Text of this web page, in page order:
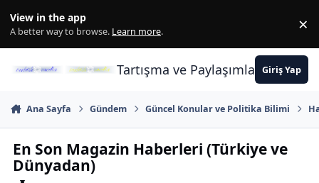
View in the app
A better way to browse. Learn more. ×
Tartışma ve PaylaşımlarınGiriş Yap
Ana Sayfa Gündem Güncel Konular ve Politika Bilimi
En Son Magazin Haberleri (Türkiye ve
Dünyadan)